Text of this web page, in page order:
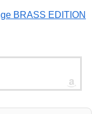
BRASS EDITION